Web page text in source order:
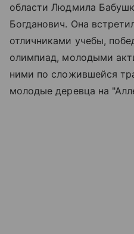
области Людмила
Богданович. Она
отличниками учебы,
олимпиад, молодыми
ними по сложившейся
молодые деревца на